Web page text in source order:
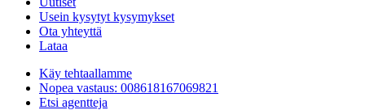
Usein kysytyt kysymykset
Ota yhteyttä
Lataa
Käy tehtaallamme
Nopea vastaus: 008618167069821
Etsi agentteja